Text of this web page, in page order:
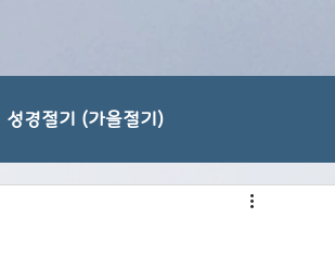
성경절기 (가을절기)